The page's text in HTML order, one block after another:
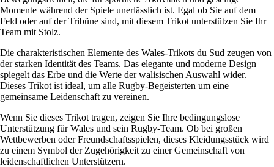
Momente während der Spiele unerlässlich ist. Egal ob Sie auf dem
Feld oder auf der Tribüne sind, mit diesem Trikot unterstützen Sie Ihr
Team mit Stolz.
Die charakteristischen Elemente des Wales-Trikots du Sud zeugen von
der starken Identität des Teams. Das elegante und moderne Design
spiegelt das Erbe und die Werte der walisischen Auswahl wider.
Dieses Trikot ist ideal, um alle Rugby-Begeisterten um eine
gemeinsame Leidenschaft zu vereinen.
Wenn Sie dieses Trikot tragen, zeigen Sie Ihre bedingungslose
Unterstützung für Wales und sein Rugby-Team. Ob bei großen
Wettbewerben oder Freundschaftsspielen, dieses Kleidungsstück wird
zu einem Symbol der Zugehörigkeit zu einer Gemeinschaft von
leidenschaftlichen Unterstützern.